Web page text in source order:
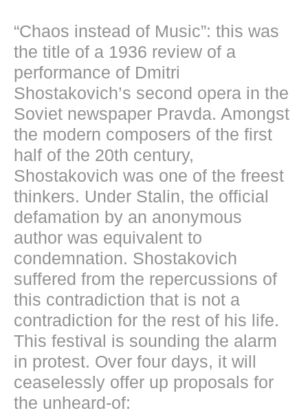
“Chaos instead of Music”: this was
the title of a 1936 review of a
performance of Dmitri
Shostakovich’s second opera in the
Soviet newspaper Pravda. Amongst
the modern composers of the first
half of the 20th century,
Shostakovich was one of the freest
thinkers. Under Stalin, the official
defamation by an anonymous
author was equivalent to
condemnation. Shostakovich
suffered from the repercussions of
this contradiction that is not a
contradiction for the rest of his life.
This festival is sounding the alarm
in protest. Over four days, it will
ceaselessly offer up proposals for
the unheard-of: